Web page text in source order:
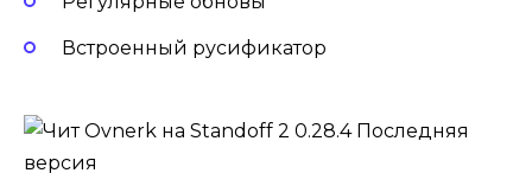
Встроенный русификатор